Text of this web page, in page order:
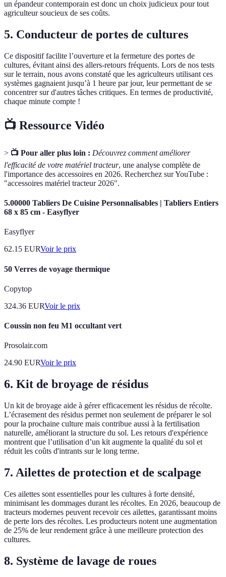
un épandeur contemporain est donc un choix judicieux pour tout
agriculteur soucieux de ses coûts.
5. Conducteur de portes de cultures
Ce dispositif facilite l’ouverture et la fermeture des portes de
cultures, évitant ainsi des allers-retours fréquents. Lors de nos tests
sur le terrain, nous avons constaté que les agriculteurs utilisant ces
systèmes gagnaient jusqu’à 1 heure par jour, leur permettant de se
concentrer sur d'autres tâches critiques. En termes de productivité,
chaque minute compte !
📺 Ressource Vidéo
> 📺 Pour aller plus loin : Découvrez comment améliorer
l'efficacité de votre matériel tracteur, une analyse complète de
l'importance des accessoires en 2026. Recherchez sur YouTube :
"accessoires matériel tracteur 2026".
5.00000 Tabliers De Cuisine Personnalisables | Tabliers Entiers
68 x 85 cm - Easyflyer
Easyflyer
62.15 EURVoir le prix
50 Verres de voyage thermique
Copytop
324.36 EURVoir le prix
Coussin non feu M1 occultant vert
Prosolair.com
24.90 EURVoir le prix
6. Kit de broyage de résidus
Un kit de broyage aide à gérer efficacement les résidus de récolte.
L’écrasement des résidus permet non seulement de préparer le sol
pour la prochaine culture mais contribue aussi à la fertilisation
naturelle, améliorant la structure du sol. Les retours d'expérience
montrent que l’utilisation d’un kit augmente la qualité du sol et
réduit les coûts d'intrants sur le long terme.
7. Ailettes de protection et de scalpage
Ces ailettes sont essentielles pour les cultures à forte densité,
minimisant les dommages durant les récoltes. En 2026, beaucoup de
tracteurs modernes peuvent recevoir ces ailettes, garantissant moins
de perte lors des récoltes. Les producteurs notent une augmentation
de 25% de leur rendement grâce à une meilleure protection des
cultures.
8. Système de lavage de roues